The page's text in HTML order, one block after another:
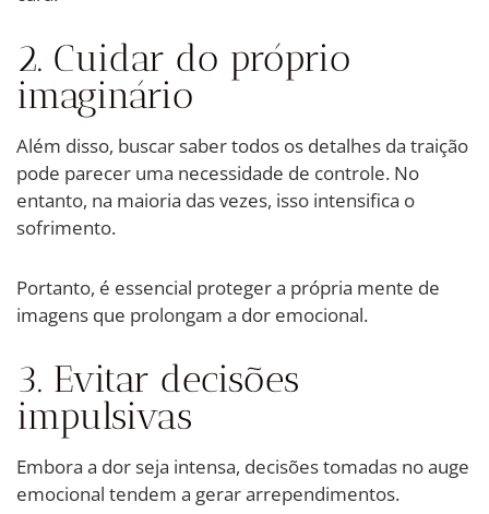
2. Cuidar do próprio
imaginário
Além disso, buscar saber todos os detalhes da traição
pode parecer uma necessidade de controle. No
entanto, na maioria das vezes, isso intensifica o
sofrimento.
Portanto, é essencial proteger a própria mente de
imagens que prolongam a dor emocional.
3. Evitar decisões
impulsivas
Embora a dor seja intensa, decisões tomadas no auge
emocional tendem a gerar arrependimentos.